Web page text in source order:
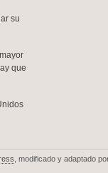
su
que
, modificado y adaptado